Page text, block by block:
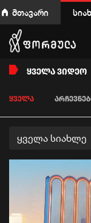
მთავარი
ᲧᲕᲔᲚᲐ ᲕᲘᲓᲔᲝ
ᲧᲕᲔᲚᲐ
ყველა სიახლე